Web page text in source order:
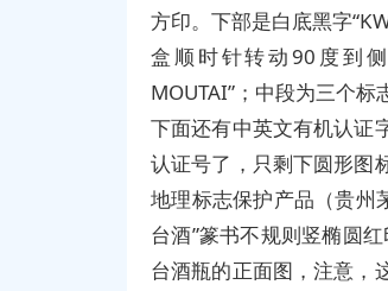
方印。下部是白底黑字
盒顺时针转动90度到
MOUTAI”；中段为三个
下面还有中英文有机认证
认证号了，只剩下圆形图
地理标志保护产品（贵州
台酒”篆书不规则竖椭圆
台酒瓶的正面图，注意，